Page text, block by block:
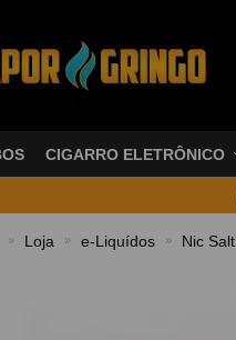
CIGARRO ELETRÔNICO
» Loja » e-Liquídos » Nic Salt